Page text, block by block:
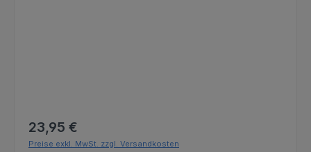
Regulärer Preis:
23,95 €
Preise exkl. MwSt. zzgl. Versandkosten